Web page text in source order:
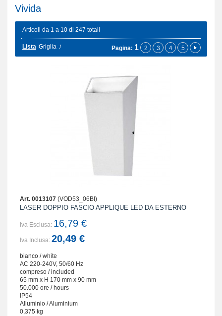
Vivida
Articoli da 1 a 10 di 247 totali
Lista Griglia Pagina: 1 2 3 4 5
Art. 0013107 (VOD53_06BI)
LASER DOPPIO FASCIO APPLIQUE LED DA ESTERNO
Iva Esclusa: 16,79 €
Iva Inclusa: 20,49 €
bianco / white
AC 220-240V, 50/60 Hz
compreso / included
65 mm x H 170 mm x 90 mm
50.000 ore / hours
IP54
Alluminio / Aluminium
0,375 kg